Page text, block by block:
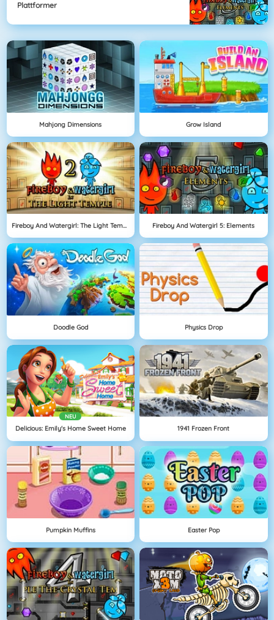
Plattformer
Mahjong Dimensions Grow Island
Fireboy And Watergirl: The Light Temple Fireboy And Watergirl 5: Elements
Doodle God Physics Drop
NEU
Delicious: Emily's Home Sweet Home 1941 Frozen Front
Pumpkin Muffins Easter Pop